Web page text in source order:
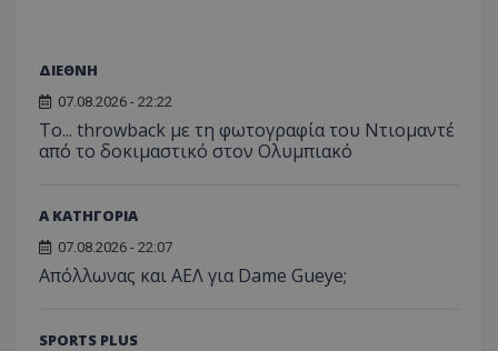
ΔΙΕΘΝΗ
07.08.2026 - 22:22
Το... throwback με τη φωτογραφία του Ντιομαντέ
από το δοκιμαστικό στον Ολυμπιακό
Α ΚΑΤΗΓΟΡΙΑ
07.08.2026 - 22:07
Απόλλωνας και ΑΕΛ για Dame Gueye;
SPORTS PLUS